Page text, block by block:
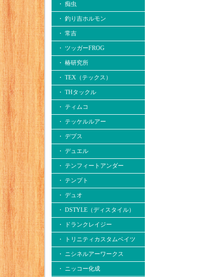
・ 痴虫
・ 釣り吉ホルモン
・ 常吉
・ ツッガーFROG
・ 椿研究所
・ TEX（テックス）
・ THタックル
・ ティムコ
・ テッケルルアー
・ デプス
・ デュエル
・ テンフィートアンダー
・ テンプト
・ デュオ
・ DSTYLE（ディスタイル）
・ ドランクレイジー
・ トリニティカスタムベイツ
・ ニシネルアーワークス
・ ニッコー化成